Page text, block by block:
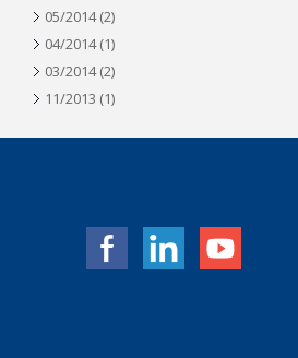
05/2014(2)
04/2014(1)
03/2014(2)
11/2013 (1)